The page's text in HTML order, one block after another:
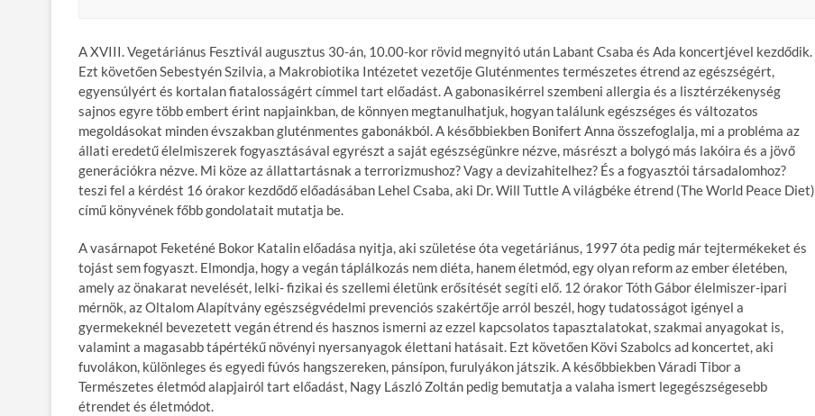
A XVIII. Vegetáriánus Fesztivál augusztus 30-án, 10.00-kor rövid megnyitó után Labant Csaba és Ada koncertjével kezdődik.
Ezt követően Sebestyén Szilvia, a Makrobiotika Intézetet vezetője Gluténmentes természetes étrend az egészségért,
egyensúlyért és kortalan fiatalosságért címmel tart előadást. A gabonasikérrel szembeni allergia és a lisztérzékenység
sajnos egyre több embert érint napjainkban, de könnyen megtanulhatjuk, hogyan találunk egészséges és változatos
megoldásokat minden évszakban gluténmentes gabonákból. A későbbiekben Bonifert Anna összefoglalja, mi a probléma az
állati eredetű élelmiszerek fogyasztásával egyrészt a saját egészségünkre nézve, másrészt a bolygó más lakóira és a jövő
generációkra nézve. Mi köze az állattartásnak a terrorizmushoz? Vagy a devizahitelhez? És a fogyasztói társadalomhoz?
teszi fel a kérdést 16 órakor kezdődő előadásában Lehel Csaba, aki Dr. Will Tuttle A világbéke étrend (The World Peace Diet)
című könyvének főbb gondolatait mutatja be.
A vasárnapot Feketéné Bokor Katalin előadása nyitja, aki születése óta vegetáriánus, 1997 óta pedig már tejtermékeket és
tojást sem fogyaszt. Elmondja, hogy a vegán táplálkozás nem diéta, hanem életmód, egy olyan reform az ember életében,
amely az önakarat nevelését, lelki- fizikai és szellemi életünk erősítését segíti elő. 12 órakor Tóth Gábor élelmiszer-ipari
mérnök, az Oltalom Alapítvány egészségvédelmi prevenciós szakértője arról beszél, hogy tudatosságot igényel a
gyermekeknél bevezetett vegán étrend és hasznos ismerni az ezzel kapcsolatos tapasztalatokat, szakmai anyagokat is,
valamint a magasabb tápértékű növényi nyersanyagok élettani hatásait. Ezt követően Kövi Szabolcs ad koncertet, aki
fuvolákon, különleges és egyedi fúvós hangszereken, pánsípon, furulyákon játszik. A későbbiekben Váradi Tibor a
Természetes életmód alapjairól tart előadást, Nagy László Zoltán pedig bemutatja a valaha ismert legegészségesebb
étrendet és életmódot.